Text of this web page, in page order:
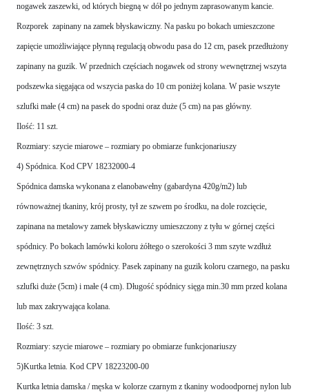
nogawek zaszewki, od których biegną w dół po jednym zaprasowanym kancie.
Rozporek zapinany na zamek błyskawiczny. Na pasku po bokach umieszczone
zapięcie umożliwiające płynną regulacją obwodu pasa do 12 cm, pasek przedłużony
zapinany na guzik. W przednich częściach nogawek od strony wewnętrznej wszyta
podszewka sięgająca od wszycia paska do 10 cm poniżej kolana. W pasie wszyte
szlufki małe (4 cm) na pasek do spodni oraz duże (5 cm) na pas główny.
Ilość: 11 szt.
Rozmiary: szycie miarowe – rozmiary po obmiarze funkcjonariuszy
4) Spódnica. Kod CPV 18232000-4
Spódnica damska wykonana z elanobawełny (gabardyna 420g/m2) lub
równoważnej tkaniny, krój prosty, tył ze szwem po środku, na dole rozcięcie,
zapinana na metalowy zamek błyskawiczny umieszczony z tyłu w górnej części
spódnicy. Po bokach lamówki koloru żółtego o szerokości 3 mm szyte wzdłuż
zewnętrznych szwów spódnicy. Pasek zapinany na guzik koloru czarnego, na pasku
szlufki duże (5cm) i małe (4 cm). Długość spódnicy sięga min.30 mm przed kolana
lub max zakrywająca kolana.
Ilość: 3 szt.
Rozmiary: szycie miarowe – rozmiary po obmiarze funkcjonariuszy
5)Kurtka letnia. Kod CPV 18223200-00
Kurtka letnia damska / męska w kolorze czarnym z tkaniny wodoodpornej nylon lub